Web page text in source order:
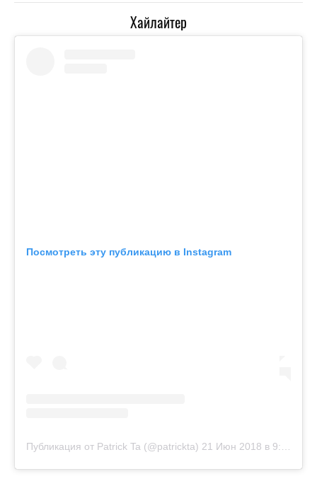
Хайлайтер
Посмотреть эту публикацию в Instagram
Публикация от Patrick Ta (@patrickta) 21 Июн 2018 в 9:04 PDT